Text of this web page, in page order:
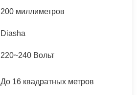
200 миллиметров
Diasha
220~240 Вольт
До 16 квадратных метров